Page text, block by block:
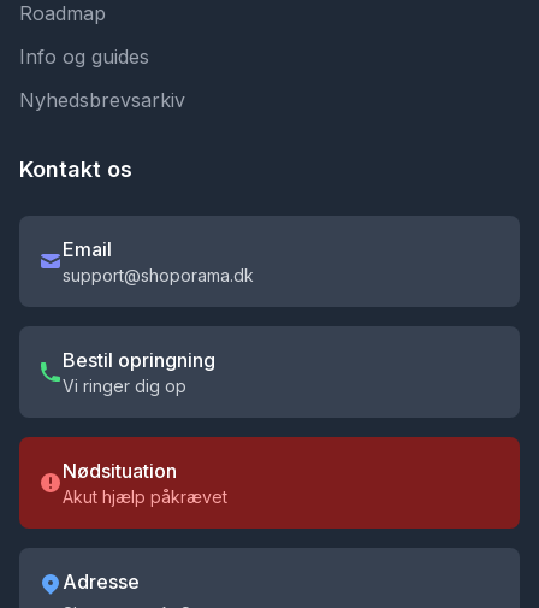
Roadmap
Info og guides
Nyhedsbrevsarkiv
Kontakt os
Email
support@shoporama.dk
Bestil opringning
Vi ringer dig op
Nødsituation
Akut hjælp påkrævet
Adresse